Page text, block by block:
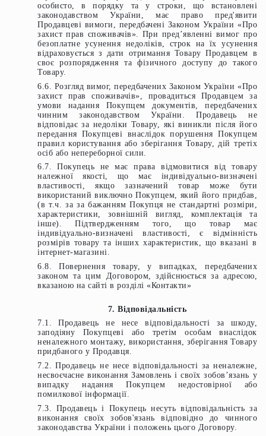
особисто, в порядку та у строки, що встановлені
законодавством України, має право пред'явити
Продавцеві вимоги, передбачені Законом України «Про
захист прав споживачів». При пред’явленні вимог про
безоплатне усунення недоліків, строк на їх усунення
відраховується з дати отримання Товару Продавцем в
своє розпорядження та фізичного доступу до такого
Товару.
6.6. Розгляд вимог, передбачених Законом України «Про
захист прав споживачів», провадиться Продавцем за
умови надання Покупцем документів, передбачених
чинним законодавством України. Продавець не
відповідає за недоліки Товару, які виникли після його
передання Покупцеві внаслідок порушення Покупцем
правил користування або зберігання Товару, дій третіх
осіб або непереборної сили.
6.7. Покупець не має права відмовитися від товару
належної якості, що має індивідуально-визначені
властивості, якщо зазначений товар може бути
використаний виключно Покупцем, який його придбав,
(в т.ч. за за бажанням Покупця не стандартні розміри,
характеристики, зовнішній вигляд, комплектація та
інше). Підтвердженням того, що товар має
індивідуально-визначені властивості, є відмінність
розмірів товару та інших характеристик, що вказані в
інтернет-магазині.
6.8. Повернення товару, у випадках, передбачених
законом та цим Договором, здійснюється за адресою,
вказаною на сайті в розділі «Контакти»
7. Відповідальність
7.1. Продавець не несе відповідальності за шкоду,
заподіяну Покупцеві або третім особам внаслідок
неналежного монтажу, використання, зберігання Товару
придбаного у Продавця.
7.2. Продавець не несе відповідальності за неналежне,
несвоєчасне виконання Замовлень і своїх зобов’язань у
випадку надання Покупцем недостовірної або
помилкової інформації.
7.3. Продавець і Покупець несуть відповідальність за
виконання своїх зобов'язань відповідно до чинного
законодавства України і положень цього Договору.